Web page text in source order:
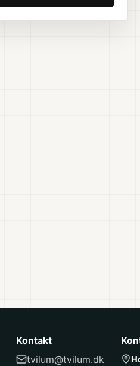
Kontakt
tvilum@tvilum.dk